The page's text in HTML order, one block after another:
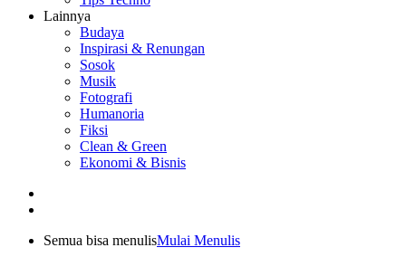
Lainnya
Budaya
Inspirasi & Renungan
Sosok
Musik
Fotografi
Humanoria
Fiksi
Clean & Green
Ekonomi & Bisnis
Semua bisa menulisMulai Menulis